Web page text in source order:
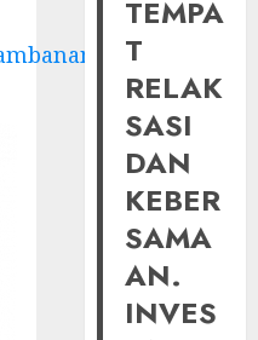
TEMPA
T
RELAK
SASI
DAN
KEBER
SAMA
AN.
INVES